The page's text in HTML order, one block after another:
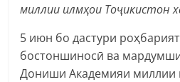
миллии илмҳои Тоҷикистон
5 июн бо дастури
бостоншиносӣ ва
Дониши Академияи миллии